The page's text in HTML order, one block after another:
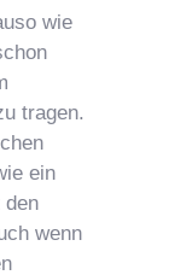
wie
tragen.
ein
den
wenn